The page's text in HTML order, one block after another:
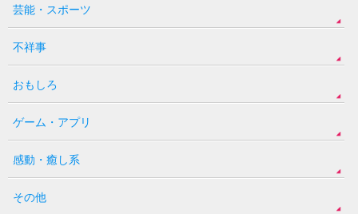
芸能・スポーツ
不祥事
おもしろ
ゲーム・アプリ
感動・癒し系
その他